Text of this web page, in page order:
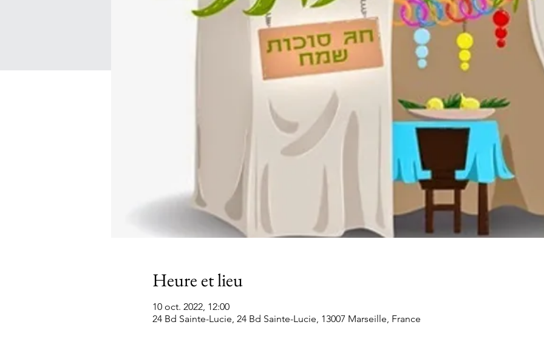
Heure et lieu
10 oct. 2022, 12:00
24 Bd Sainte-Lucie, 24 Bd Sainte-Lucie, 13007 Marseille, France